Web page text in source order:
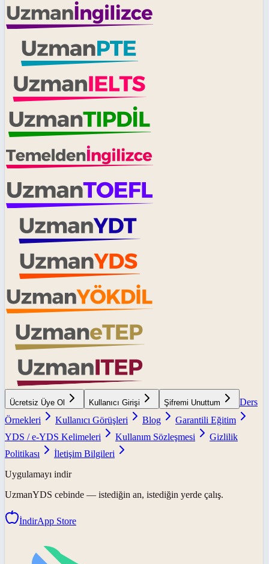
Ücretsiz Üye Ol Kullanıcı Girişi Şifremi Unuttum
Ders
Örnekleri
Kullanıcı Görüşleri Blog
Garantili Eğitim
YDS / e-YDS Kelimeleri
Kullanım Sözleşmesi
Gizlilik
Politikası
İletişim Bilgileri
Uygulamayı indir
UzmanYDS cebinde — istediğin an, istediğin yerde çalış.
İndirApp Store